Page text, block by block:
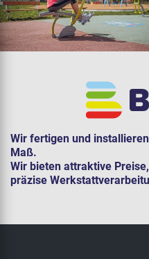
Wir fertigen und
Maß.
Wir bieten attraktive
präzise